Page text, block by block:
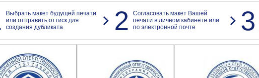
Выбрать макет будущей печати
или отправить оттиск для
создания дубликата
2
Согласовать макет Вашей
печати в личном кабинете или
по электронной почте
3